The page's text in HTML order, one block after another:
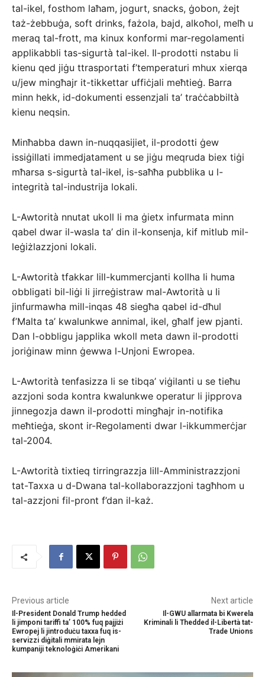
tal-ikel, fosthom laħam, jogurt, snacks, ġobon, żejt
taż-żebbuġa, soft drinks, fażola, bajd, alkoħol, melħ u
meraq tal-frott, ma kinux konformi mar-regolamenti
applikabbli tas-sigurtà tal-ikel. Il-prodotti nstabu li
kienu qed jiġu ttrasportati f’temperaturi mhux xierqa
u/jew mingħajr it-tikkettar uffiċjali meħtieġ. Barra
minn hekk, id-dokumenti essenzjali ta’ traċċabbiltà
kienu neqsin.
Minħabba dawn in-nuqqasijiet, il-prodotti ġew
issiġillati immedjatament u se jiġu meqruda biex tiġi
mħarsa s-sigurtà tal-ikel, is-saħħa pubblika u l-
integrità tal-industrija lokali.
L-Awtorità nnutat ukoll li ma ġietx infurmata minn
qabel dwar il-wasla ta’ din il-konsenja, kif mitlub mil-
leġiżlazzjoni lokali.
L-Awtorità tfakkar lill-kummercjanti kollha li huma
obbligati bil-liġi li jirreġistraw mal-Awtorità u li
jinfurmawha mill-inqas 48 siegħa qabel id-dħul
f’Malta ta’ kwalunkwe annimal, ikel, għalf jew pjanti.
Dan l-obbligu japplika wkoll meta dawn il-prodotti
joriġinaw minn ġewwa l-Unjoni Ewropea.
L-Awtorità tenfasizza li se tibqa’ viġilanti u se tieħu
azzjoni soda kontra kwalunkwe operatur li jipprova
jinnegozja dawn il-prodotti mingħajr in-notifika
meħtieġa, skont ir-Regolamenti dwar l-ikkummerċjar
tal-2004.
L-Awtorità tixtieq tirringrazzja lill-Amministrazzjoni
tat-Taxxa u d-Dwana tal-kollaborazzjoni tagħhom u
tal-azzjoni fil-pront f’dan il-każ.
Previous article
Il-President Donald Trump hedded
li jimponi tariffi ta’ 100% fuq pajjiżi
Ewropej li jintroduċu taxxa fuq is-
servizzi diġitali mmirata lejn
kumpaniji teknoloġiċi Amerikani
Next article
Il-GWU allarmata bi Kwerela
Kriminali li Thedded il-Libertà tat-
Trade Unions